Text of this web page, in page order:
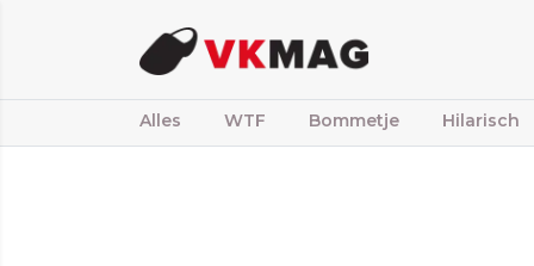
Alles WTF Bommetje Hilarisch